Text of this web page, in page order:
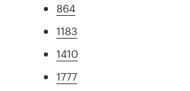
864
1183
1410
1777